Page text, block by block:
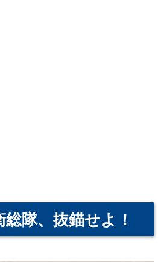
隊、抜錨せよ！